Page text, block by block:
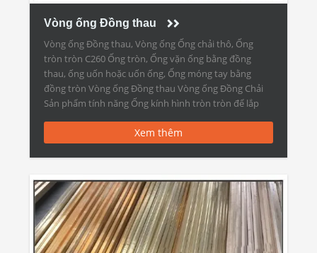
Vòng ống Đồng thau
Vòng ống Đồng thau, Vòng ống Ống chải thô, Ống
tròn tròn C260 Ống tròn, Ống vặn ống bằng đồng
thau, ống uốn hoặc uốn ống, Ống móng tay bằng
đồng tròn Vòng ống Đồng thau Vòng ống Đồng Chải
Sản phẩm tính năng Ống kính hình tròn tròn để lắp
Xem thêm